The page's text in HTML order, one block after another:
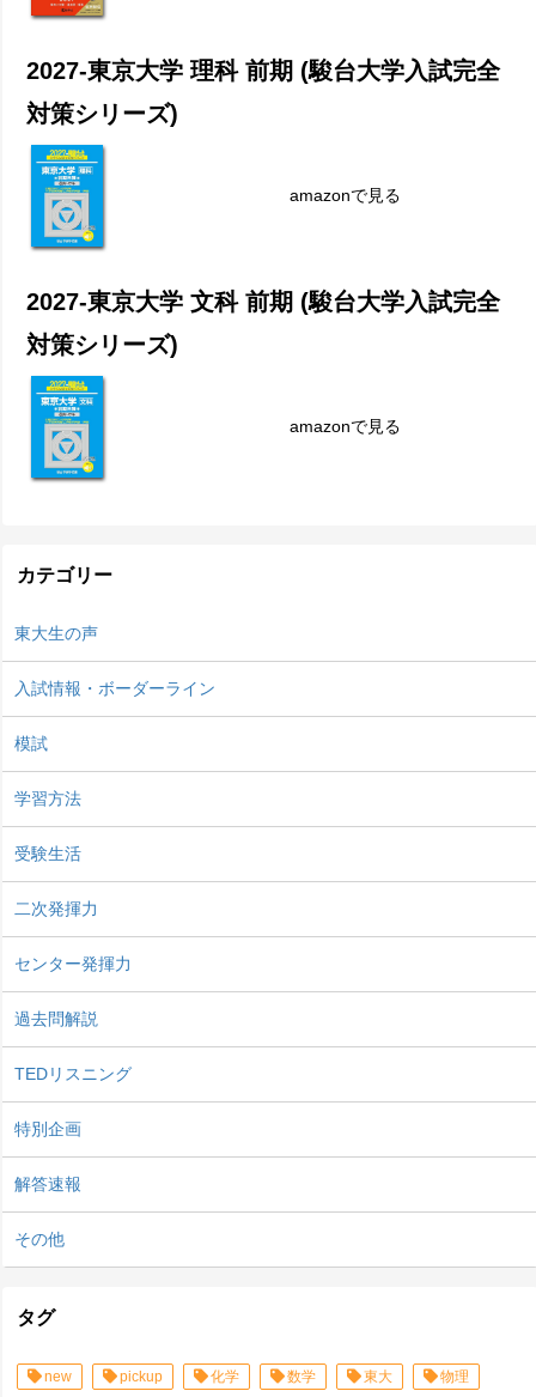
2027-東京大学 理科 前期 (駿台大学入試完全
対策シリーズ)
amazonで見る
2027-東京大学 文科 前期 (駿台大学入試完全
対策シリーズ)
amazonで見る
カテゴリー
東大生の声
入試情報・ボーダーライン
模試
学習方法
受験生活
二次発揮力
センター発揮力
過去問解説
TEDリスニング
特別企画
解答速報
その他
タグ
new pickup 化学 数学 東大 物理